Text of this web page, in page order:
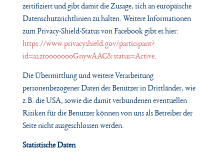
zertifiziert und gibt damit die Zusage, sich an europäische
Datenschutzrichtlinien zu halten. Weitere Informationen
zum Privacy-Shield-Status von Facebook gibt es hier:
https://www.privacyshield.gov/participant?
id=a2zt0000000GnywAAC&status=Active.
Die Übermittlung und weitere Verarbeitung
personenbezogener Daten der Benutzer in Drittländer, wie
z.B. die USA, sowie die damit verbundenen eventuellen
Risiken für die Benutzer können von uns als Betreiber der
Seite nicht ausgeschlossen werden.
Statistische Daten